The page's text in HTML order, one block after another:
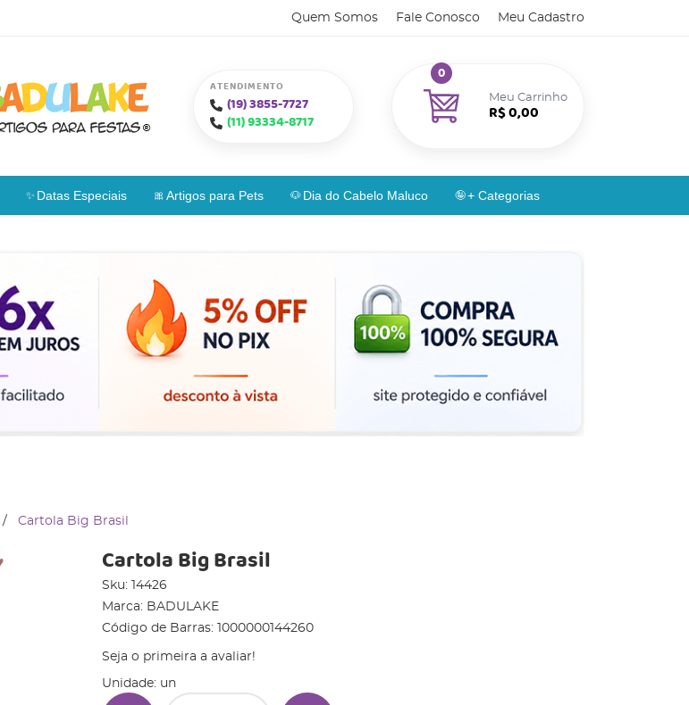
Quem Somos Fale Conosco Meu Cadastro
ATENDIMENTO
(19)3855-7727
(11)93334-8717
Meu Carrinho
0
R$ 0,00
Datas Especiais Artigos para Pets Dia do Cabelo Maluco + Categorias
Cartola Big Brasil
Cartola Big Brasil
Sku:
14426
Marca: BADULAKE
Código de Barras:
1000000144260
Seja o primeira a avaliar!
Unidade: un